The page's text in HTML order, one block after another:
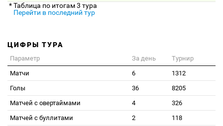
* Таблица по итогам 3 тура
Перейти в последний тур
ЦИФРЫ ТУРА
Параметр За день
Турнир
Матчи
6
1312
Голы
36
8205
Матчей с овертаймами
4
326
Матчей с буллитами
2
118